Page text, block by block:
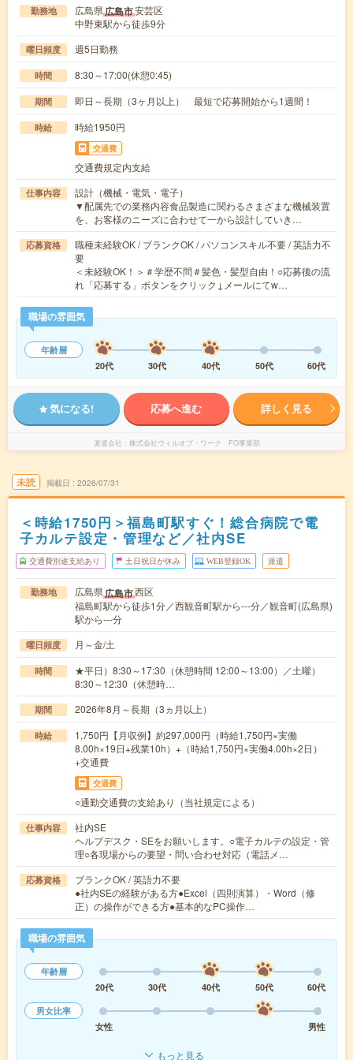
勤務地 広島県広島市安芸区
中野東駅から徒歩9分
曜日頻度 週5日勤務
時間 8:30～17:00(休憩0:45)
期間 即日～長期（3ヶ月以上） 最短で応募開始から1週間！
時給 時給1950円
交通費
交通費規定内支給
仕事内容
設計（機械・電気・電子）
▼配属先での業務内容食品製造に関わるさまざまな機械装置
を、お客様のニーズに合わせて一から設計していき…
応募資格
職種未経験OK / ブランクOK / パソコンスキル不要 / 英語力不
要
＜未経験OK！＞＃学歴不問＃髪色・髪型自由！○応募後の流
れ「応募する」ボタンをクリック↓メールにてw…
職場の雰囲気
年齢層
20代
30代 40代 50代 60代
気になる! 応募へ進む 詳しく見る
派遣会社 株式会社ウィルオブ・ワーク FO事業部
未読 掲載日 2026/07/31
＜時給1750円＞福島町駅すぐ！総合病院で電
子カルテ設定・管理など／社内SE
交通費別途支給あり 土日祝日が休み WEB登録OK 派遣
勤務地 広島県広島市西区
福島町駅から徒歩1分／西観音町駅から---分／観音町(広島県)
駅から---分
曜日頻度 月～金/土
時間
★平日）8:30～17:30（休憩時間 12:00～13:00）／土曜）
8:30～12:30（休憩時…
期間 2026年8月～長期（3ヵ月以上）
時給
1,750円【月収例】約297,000円（時給1,750円×実働
8.00h×19日+残業10h）+（時給1,750円×実働4.00h×2日）
+交通費
交通費
○通勤交通費の支給あり（当社規定による）
仕事内容
社内SE
ヘルプデスク・SEをお願いします。○電子カルテの設定・管
理○各現場からの要望・問い合わせ対応（電話メ…
応募資格
ブランクOK / 英語力不要
●社内SEの経験がある方●Excel（四則演算）・Word（修
正）の操作ができる方●基本的なPC操作…
職場の雰囲気
年齢層
20代
30代 40代 50代
60代
男女比率
女性
男性
もっと見る